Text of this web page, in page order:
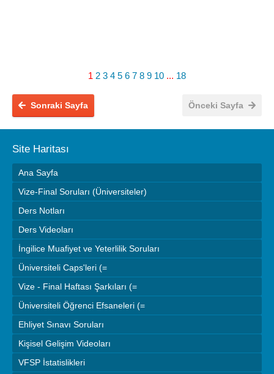
1 2 3 4 5 6 7 8 9 10 ... 18
Önceki Sayfa
Sonraki Sayfa
Site Haritası
Ana Sayfa
Vize-Final Soruları (Üniversiteler)
Ders Notları
Ders Videoları
İngilice Muafiyet ve Yeterlilik Soruları
Üniversiteli Caps'leri (=
Vize - Final Haftası Şarkıları (=
Üniversiteli Öğrenci Efsaneleri (=
Ehliyet Sınavı Soruları
Kişisel Gelişim Videoları
VFSP İstatislikleri